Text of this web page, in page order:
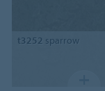
t3252 sparrow